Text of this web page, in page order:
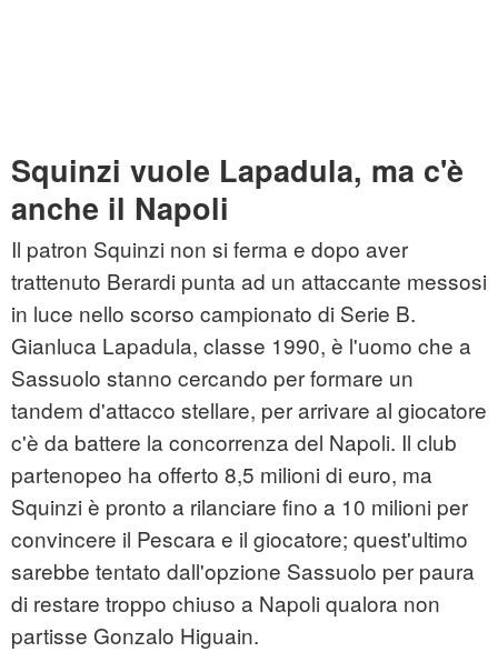
Squinzi vuole Lapadula, ma c'è
anche il Napoli
Il patron Squinzi non si ferma e dopo aver
trattenuto Berardi punta ad un attaccante messosi
in luce nello scorso campionato di Serie B.
Gianluca Lapadula, classe 1990, è l'uomo che a
Sassuolo stanno cercando per formare un
tandem d'attacco stellare, per arrivare al giocatore
c'è da battere la concorrenza del Napoli. Il club
partenopeo ha offerto 8,5 milioni di euro, ma
Squinzi è pronto a rilanciare fino a 10 milioni per
convincere il Pescara e il giocatore; quest'ultimo
sarebbe tentato dall'opzione Sassuolo per paura
di restare troppo chiuso a Napoli qualora non
partisse Gonzalo Higuain.